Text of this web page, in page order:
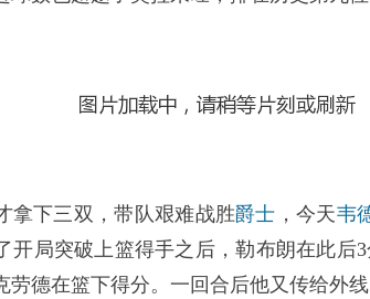
拿下三双，带队艰难战胜爵士 ，今天韦
开局突破上篮得手之后，勒布朗在此后
劳德在篮下得分。一回合后他又传给外线